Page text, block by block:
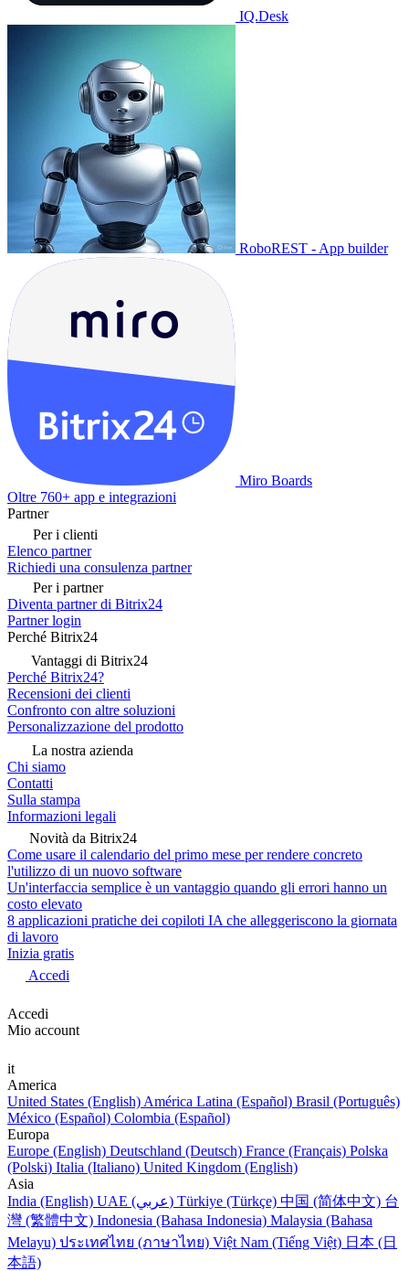
IQ.Desk
RoboREST - App builder
Miro Boards
Oltre 760+ app e integrazioni
Partner
Per i clienti
Elenco partner
Richiedi una consulenza partner
Per i partner
Diventa partner di Bitrix24
Partner login
Perché Bitrix24
Vantaggi di Bitrix24
Perché Bitrix24?
Recensioni dei clienti
Confronto con altre soluzioni
Personalizzazione del prodotto
La nostra azienda
Chi siamo
Contatti
Sulla stampa
Informazioni legali
Novità da Bitrix24
Come usare il calendario del primo mese per rendere concreto
l'utilizzo di un nuovo software
Un'interfaccia semplice è un vantaggio quando gli errori hanno un
costo elevato
8 applicazioni pratiche dei copiloti IA che alleggeriscono la giornata
di lavoro
Inizia gratis
Accedi
Accedi
Mio account
it
America
United States (English) América Latina (Español) Brasil (Português)
México (Español) Colombia (Español)
Europa
Europe (English) Deutschland (Deutsch) France (Français) Polska
(Polski) Italia (Italiano) United Kingdom (English)
Asia
India (English)
UAE (عربي) Türkiye (Türkçe) 中国 (简体中文) 台
灣 (繁體中文) Indonesia (Bahasa Indonesia) Malaysia (Bahasa
Melayu) ประเทศไทย (ภาษาไทย) Việt Nam (Tiếng Việt) 日本 (日
本語)